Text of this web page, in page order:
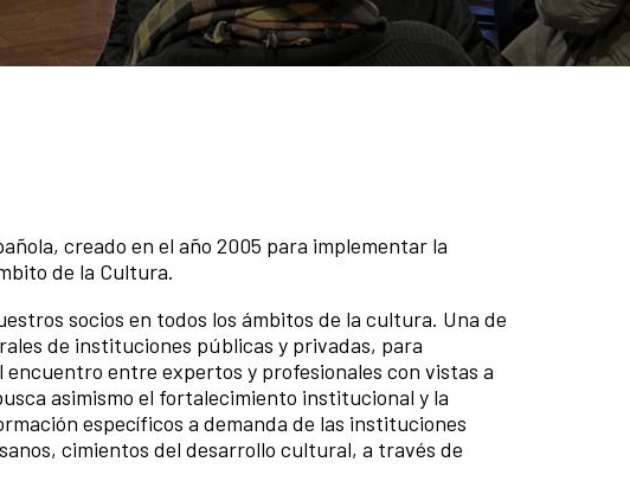
creado en el año 2005 para implementar la
de la Cultura.
socios en todos los ámbitos de la cultura. Una de
de instituciones públicas y privadas, para
entre expertos y profesionales con vistas a
asimismo el fortalecimiento institucional y la
específicos a demanda de las instituciones
cimientos del desarrollo cultural, a través de